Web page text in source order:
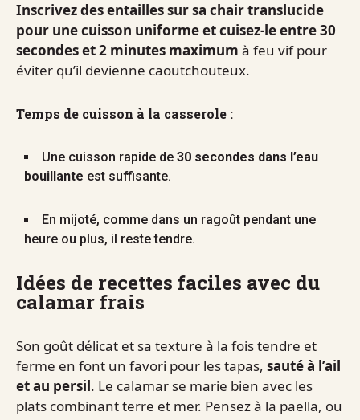
Inscrivez des entailles sur sa chair translucide
pour une cuisson uniforme et cuisez-le entre 30
secondes et 2 minutes maximum à feu vif pour
éviter qu’il devienne caoutchouteux.
Temps de cuisson à la casserole :
Une cuisson rapide de 30 secondes dans l’eau
bouillante est suffisante.
En mijoté, comme dans un ragoût pendant une
heure ou plus, il reste tendre.
Idées de recettes faciles avec du
calamar frais
Son goût délicat et sa texture à la fois tendre et
ferme en font un favori pour les tapas, sauté à l’ail
et au persil. Le calamar se marie bien avec les
plats combinant terre et mer. Pensez à la paella, ou